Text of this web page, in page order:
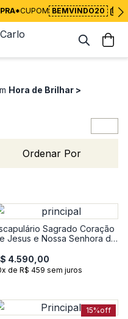
CUPOM BEMVINDO20
Hora de Brilhar >
Ordenar Por
Sagrado Coração
Jesus e Nossa Senhora do
4.590,00
de R$ 459 sem juros
15%off